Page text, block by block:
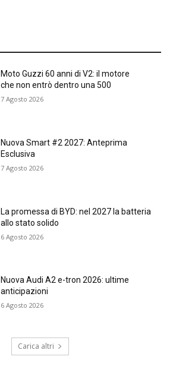
Moto Guzzi 60 anni di V2: il motore
che non entrò dentro una 500
7 Agosto 2026
Nuova Smart #2 2027: Anteprima
Esclusiva
7 Agosto 2026
La promessa di BYD: nel 2027 la batteria
allo stato solido
6 Agosto 2026
Nuova Audi A2 e-tron 2026: ultime
anticipazioni
6 Agosto 2026
Carica altri